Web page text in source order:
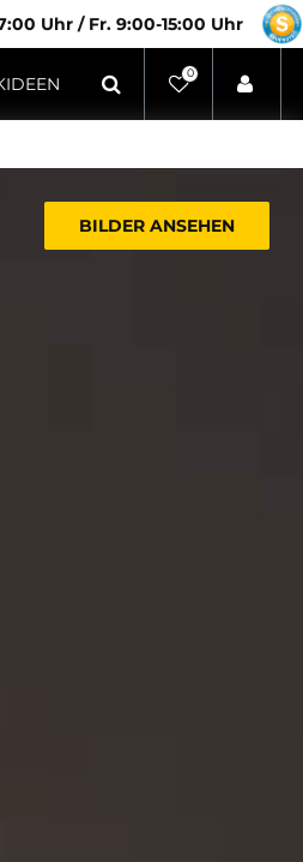
Uhr / Fr. 9:00-15:00 Uhr
0
BILDER ANSEHEN